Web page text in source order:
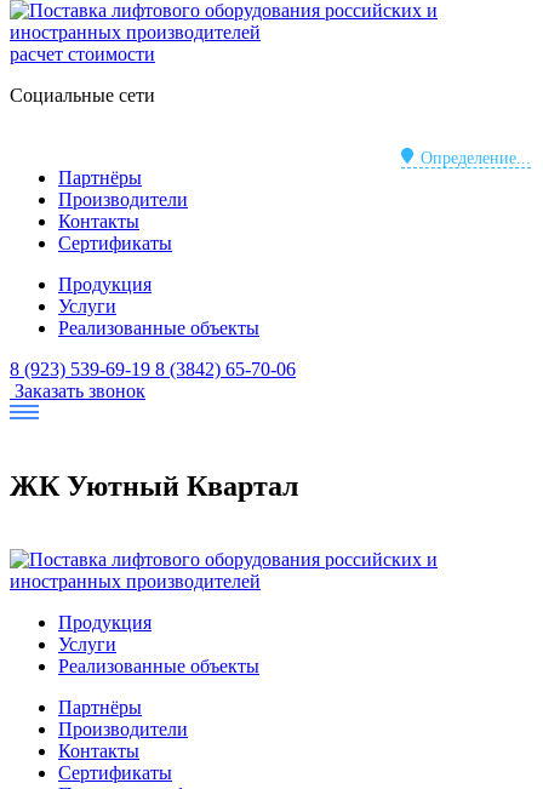
расчет стоимости
Социальные сети
Определение...
Партнёры
Производители
Контакты
Сертификаты
Продукция
Услуги
Реализованные объекты
8 (923) 539-69-19 8 (3842) 65-70-06
Заказать звонок
ЖК Уютный Квартал
Продукция
Услуги
Реализованные объекты
Партнёры
Производители
Контакты
Сертификаты